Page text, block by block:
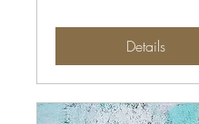
Details